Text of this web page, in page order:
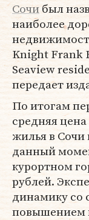
Сочибыл
наиболее
Knight Frank
Seaview
передает
По итогам
средняя
жилья в Сочи
данный
курортном
рублей.
динамику со
повышением